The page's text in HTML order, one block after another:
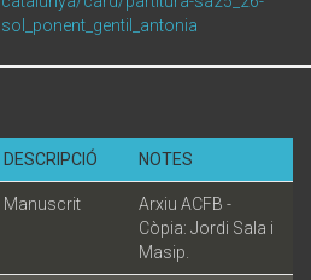
sol_ponent_gentil_antonia
DESCRIPCIÓ NOTES
Manuscrit
Arxiu ACFB -
Còpia: Jordi Sala i
Masip.